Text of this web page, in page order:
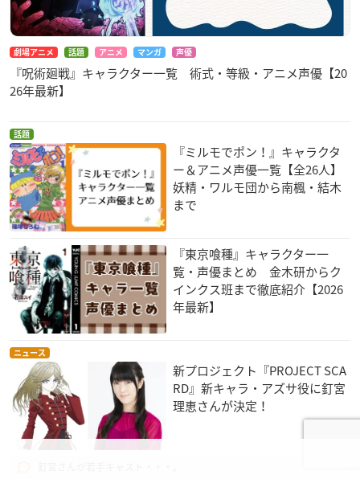
劇場アニメ 話題 アニメ マンガ 声優
『呪術廻戦』キャラクター一覧 術式・等級・アニメ声優【20
26年最新】
話題
『ミルモでポン！』キャラクタ
ー＆アニメ声優一覧【全26人】
妖精・ワルモ団から南楓・結木
まで
『東京喰種』キャラクター一
覧・声優まとめ 金木研からク
インクス班まで徹底紹介【2026
年最新】
ニュース
新プロジェクト『PROJECT SCA
RD』新キャラ・アズサ役に釘宮
理恵さんが決定！